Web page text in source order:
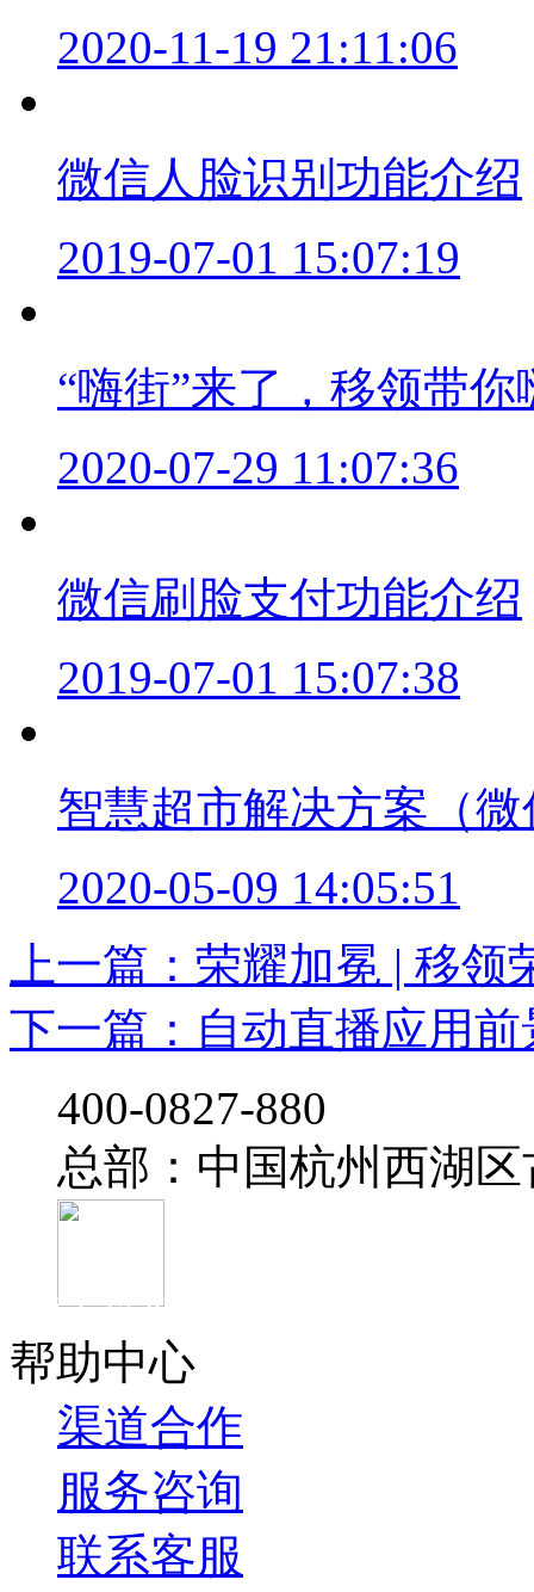
2020-11-19 21:11:06
微信人脸识别功能介绍
2019-07-01 15:07:19
“嗨街”来了，移领带你
2020-07-29 11:07:36
微信刷脸支付功能介绍
2019-07-01 15:07:38
智慧超市解决方案（
2020-05-09 14:05:51
上一篇：荣耀加冕 | 移领
下一篇：自动直播应用前
‭400-0827-880
总部：中国杭州西湖
官方抖音
帮助中心
渠道合作
服务咨询
联系客服